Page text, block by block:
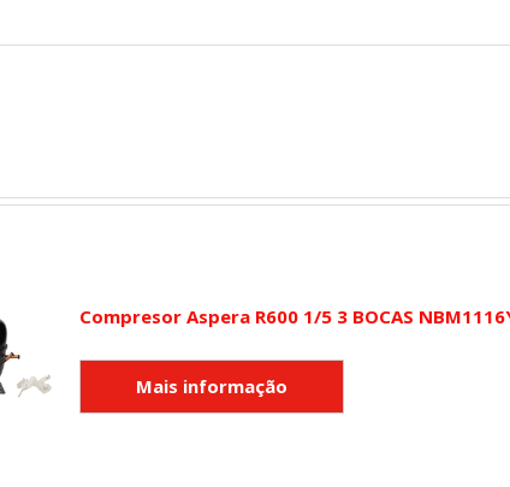
Compresor Aspera R600 1/5 3 BOCAS